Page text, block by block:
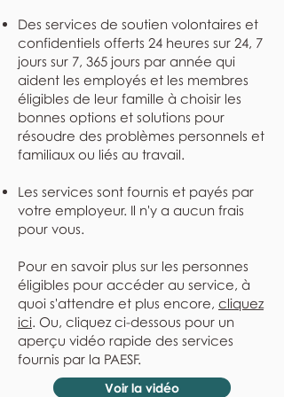
Des services de soutien volontaires et
confidentiels offerts 24 heures sur 24, 7
jours sur 7, 365 jours par année qui
aident les employés et les membres
éligibles de leur famille à choisir les
bonnes options et solutions pour
résoudre des problèmes personnels et
familiaux ou liés au travail.
Les services sont fournis et payés par
votre employeur. Il n'y a aucun frais
pour vous.
Pour en savoir plus sur les personnes
éligibles pour accéder au service, à
quoi s'attendre et plus encore, cliquez
ici. Ou, cliquez ci-dessous pour un
aperçu vidéo rapide des services
fournis par la PAESF.
Voir la vidéo